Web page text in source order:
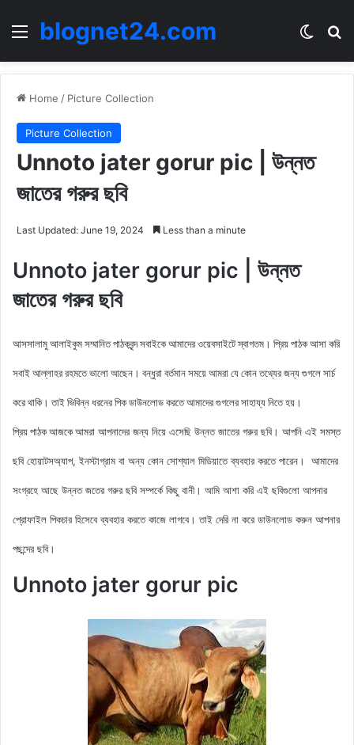
Menublognet24.com
Home / Picture Collection
Picture Collection
Unnoto jater gorur pic | উন্নত
জাতের গরুর ছবি
Last Updated: June 19, 2024 Less than a minute
Unnoto jater gorur pic | উন্নত
জাতের গরুর ছবি
আসসালামু আলাইকুম সম্মানিত পাঠকবৃন্দ সবাইকে আমাদের ওয়েবসাইটে স্বাগতম। প্রিয় পাঠক আসা করি
সবাই আল্লাহর রহমতে ভালো আছেন। বন্ধুরা বর্তমান সময়ে আমরা যে কোন তথ্যের জন্য গুগলে সার্চ
করে থাকি। তাই ভিবিন্ন ধরনের পিক ডাউনলোড করতে আমাদের গুগলের সাহায্য নিতে হয়।
প্রিয় পাঠক আজকেআমরা আপনাদের জন্য নিয়ে এসেছি উন্নত জাতের গরুর ছবি। আপনি এই সমস্ত
ছবি হোয়াটসঅ্যাপ, ইনস্টাগ্রাম বা অন্য কোন সোশ্যাল মিডিয়াতে ব্যবহার করতে পারেন। আমাদের
সংগ্রহে আছে উন্নত জতের গরুর ছবি সম্পর্কে কিছু বানী। আমি আশা করি এই ছবিগুলো আপনার
প্রোফাইল পিকচার হিসেবে ব্যবহার করতে কাজে লাগবে। তাই দেরি না করে ডাউনলোড করুন আপনার
পছন্দের ছবি।
Unnoto jater gorur pic